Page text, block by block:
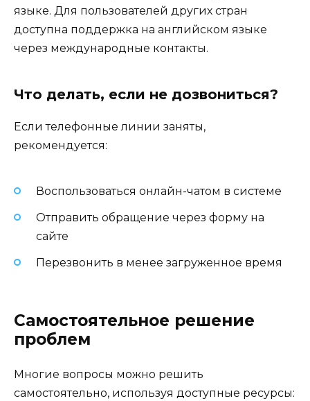
языке. Для пользователей других стран
доступна поддержка на английском языке
через международные контакты.
Что делать, если не дозвониться?
Если телефонные линии заняты,
рекомендуется:
Воспользоваться онлайн-чатом в системе
Отправить обращение через форму на
сайте
Перезвонить в менее загруженное время
Самостоятельное решение
проблем
Многие вопросы можно решить
самостоятельно, используя доступные ресурсы: